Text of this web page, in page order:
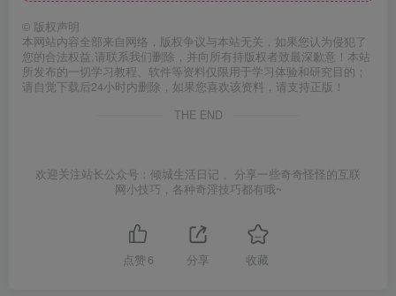
© 版权声明
本网站内容全部来自网络，版权争议与本站无关，如果您认为侵犯了
您的合法权益,请联系我们删除，并向所有持版权者致最深歉意！本站
所发布的一切学习教程、软件等资料仅限用于学习体验和研究目的；
请自觉下载后24小时内删除，如果您喜欢该资料，请支持正版！
THE END
欢迎关注站长公众号：倾城生活日记 。分享一些奇奇怪怪的互联
网小技巧，各种奇淫技巧都有哦~
点赞 6 分享 收藏